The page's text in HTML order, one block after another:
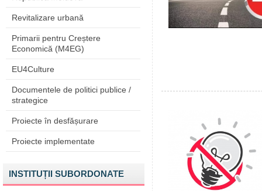
Revitalizare urbană
Primarii pentru Creștere
Economică (M4EG)
EU4Culture
Documentele de politici publice /
strategice
Proiecte în desfășurare
Proiecte implementate
INSTITUȚII SUBORDONATE